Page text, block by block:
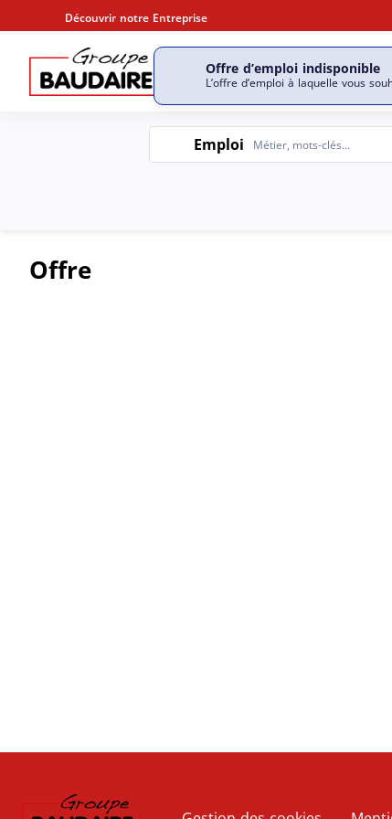
Découvrir notre Entreprise
Découvrir notre
Offre d’emploi indisponible
L’offre d’emploi à laquelle vous
EmploiEmploi
Offre